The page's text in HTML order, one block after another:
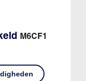
M6CF1